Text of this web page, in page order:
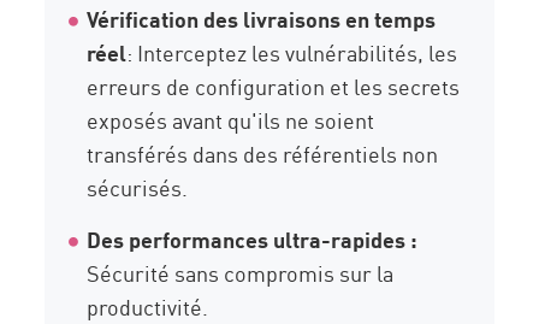
Vérification des livraisons en temps
réel: Interceptez les vulnérabilités, les
erreurs de configuration et les secrets
exposés avant qu'ils ne soient
transférés dans des référentiels non
sécurisés.
Des performances ultra-rapides :
Sécurité sans compromis sur la
productivité.